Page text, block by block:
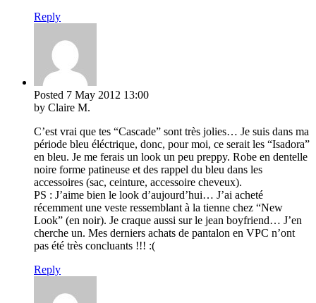
Reply
Posted 7 May 2012 13:00
by Claire M.
C’est vrai que tes “Cascade” sont très jolies… Je suis dans ma
période bleu éléctrique, donc, pour moi, ce serait les “Isadora”
en bleu. Je me ferais un look un peu preppy. Robe en dentelle
noire forme patineuse et des rappel du bleu dans les
accessoires (sac, ceinture, accessoire cheveux).
PS : J’aime bien le look d’aujourd’hui… J’ai acheté
récemment une veste ressemblant à la tienne chez “New
Look” (en noir). Je craque aussi sur le jean boyfriend… J’en
cherche un. Mes derniers achats de pantalon en VPC n’ont
pas été très concluants !!! :(
Reply